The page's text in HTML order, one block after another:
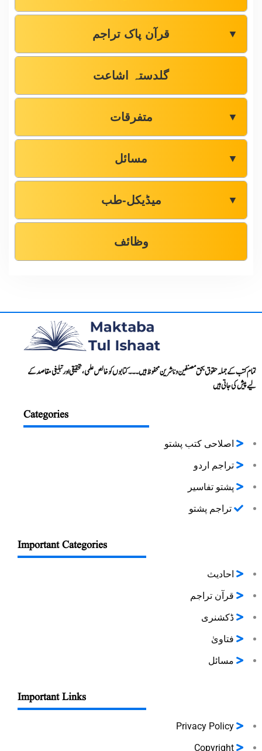
قرآن پاک تراجم ▼
گلدستہ اشاعت
متفرقات ▼
مسائل ▼
میڈیکل-طب ▼
وظائف
تمام کتب کے جملہ حقوق بحق مصنفین و ناشرین محفوظ ہیں۔۔۔ کتابوں کو خالص علمی، تحقیقی اور تبلیغی مقاصد کے
لیے پیش کی جاتی ہیں
Categories
اصلاحی کتب پشتو
تراجم اردو
پشتو تفاسیر
تراجم پشتو
Important Categories
احادیث
قرآن تراجم
ڈکشنری
فتاویٰ
مسائل
Important Links
Privacy Policy
Copyright